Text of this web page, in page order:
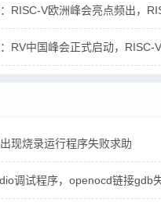
RISC-V欧洲峰会亮点频出，
RV中国峰会正式启动，
现烧录运行程序失败求助
调试程序，openocd链接gdb